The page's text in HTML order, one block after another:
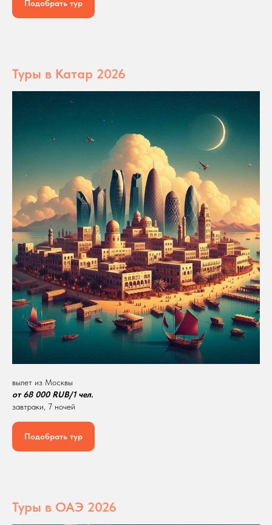
Подобрать тур
Туры в Катар 2026
вылет из Москвы
от 68 000 RUB/1 чел.
завтраки, 7 ночей
Подобрать тур
Туры в ОАЭ 2026